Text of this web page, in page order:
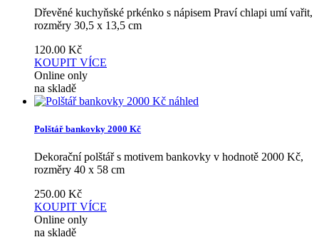
Dřevěné kuchyňské prkénko s nápisem Praví chlapi umí vařit,
rozměry 30,5 x 13,5 cm
120.00 Kč
KOUPIT VÍCE
Online only
na skladě
náhled
Polštář bankovky 2000 Kč
Dekorační polštář s motivem bankovky v hodnotě 2000 Kč,
rozměry 40 x 58 cm
250.00 Kč
KOUPIT VÍCE
Online only
na skladě